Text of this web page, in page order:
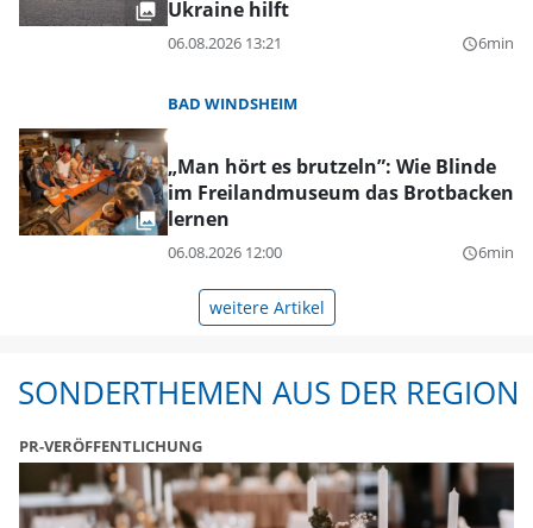
Ukraine hilft
06.08.2026 13:21 query_builder6min
BAD WINDSHEIM
„Man hört es brutzeln”: Wie Blinde
im Freilandmuseum das Brotbacken
lernen
06.08.2026 12:00 query_builder6min
weitere Artikel
SONDERTHEMEN AUS DER REGION
PR-VERÖFFENTLICHUNG